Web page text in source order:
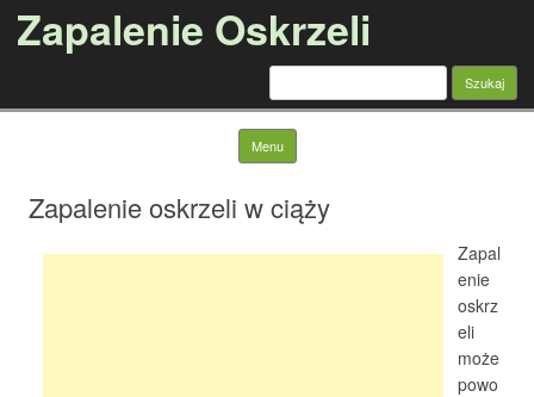
Zapalenie Oskrzeli
Szukaj:
Menu Skip to content
Zapalenie oskrzeli w ciąży
Zapal
enie
oskrz
eli
może
powo